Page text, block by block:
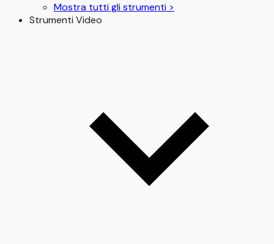
Mostra tutti gli strumenti >
Strumenti Video